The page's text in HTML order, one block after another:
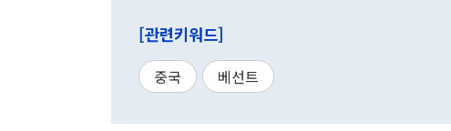
[관련키워드]
중국 베선트